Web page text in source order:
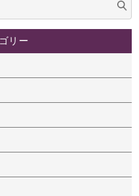
リー